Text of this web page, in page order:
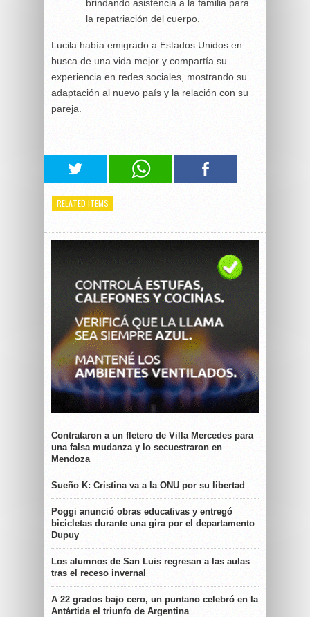
brindando asistencia a la familia para
la repatriación del cuerpo.
Lucila había emigrado a Estados Unidos en
busca de una vida mejor y compartía su
experiencia en redes sociales, mostrando su
adaptación al nuevo país y la relación con su
pareja.
RELATED ITEMS
Contrataron a un fletero de Villa Mercedes para
una falsa mudanza y lo secuestraron en
Mendoza
Sueño K: Cristina va a la ONU por su libertad
Poggi anunció obras educativas y entregó
bicicletas durante una gira por el departamento
Dupuy
Los alumnos de San Luis regresan a las aulas
tras el receso invernal
A 22 grados bajo cero, un puntano celebró en la
Antártida el triunfo de Argentina